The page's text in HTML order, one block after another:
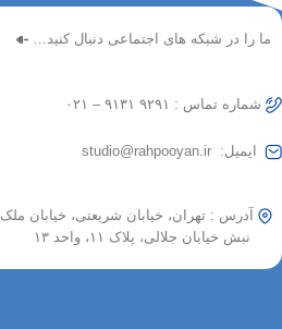
ما را در شبکه های اجتماعی دنبال کنید…
شماره تماس : ۹۲۹۱ ۹۱۳۱ – ۰۲۱
ایمیل: studio@rahpooyan.ir
آدرس : تهران، خیابان شریعتی، خیابان ملک
نبش خیابان جلالی، پلاک ۱۱، واحد ۱۳